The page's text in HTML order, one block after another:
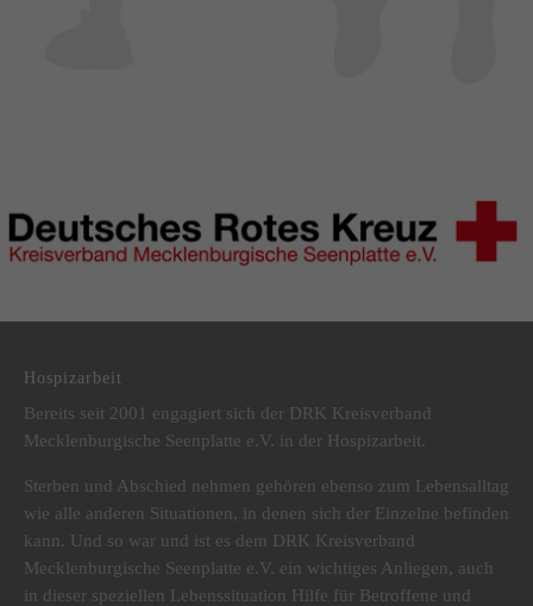
Hospizarbeit
Bereits seit 2001 engagiert sich der DRK Kreisverband
Mecklenburgische Seenplatte e.V. in der Hospizarbeit.
Sterben und Abschied nehmen gehören ebenso zum Lebensalltag
wie alle anderen Situationen, in denen sich der Einzelne befinden
kann. Und so war und ist es dem DRK Kreisverband
Mecklenburgische Seenplatte e.V. ein wichtiges Anliegen, auch
in dieser speziellen Lebenssituation Hilfe für Betroffene und